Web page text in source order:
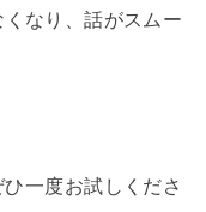
くなり、話がスムー
一度お試しくださ